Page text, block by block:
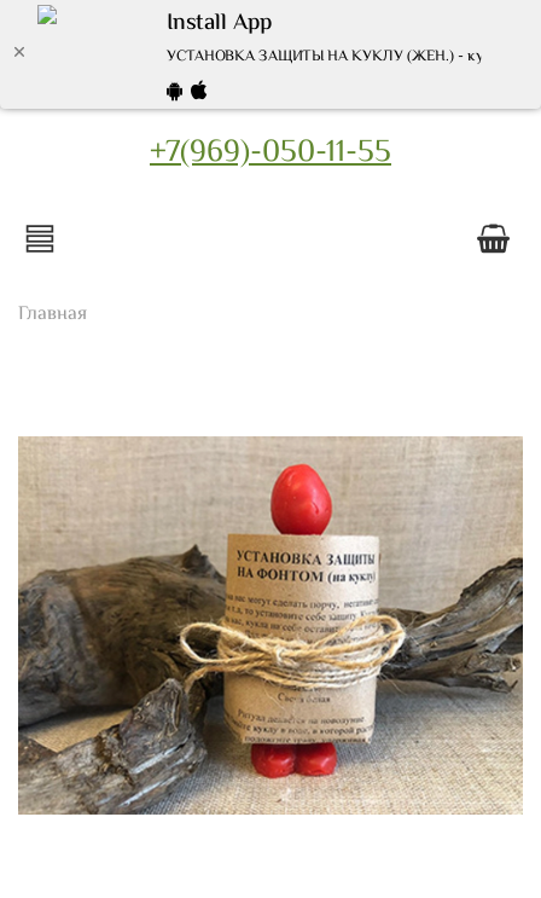
Install App
УСТАНОВКА ЗАЩИТЫ НА КУКЛУ (ЖЕН.) - купить по
+7(969)-050-11-55
Главная